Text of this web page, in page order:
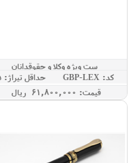
ست ویژه وکلا و حقوقدانان
کد: GBP-LEX
حداقل تيراژ: 5
قيمت: 61,800,000 ريال